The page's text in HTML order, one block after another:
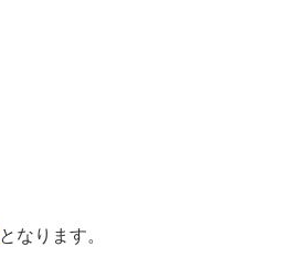
となります。